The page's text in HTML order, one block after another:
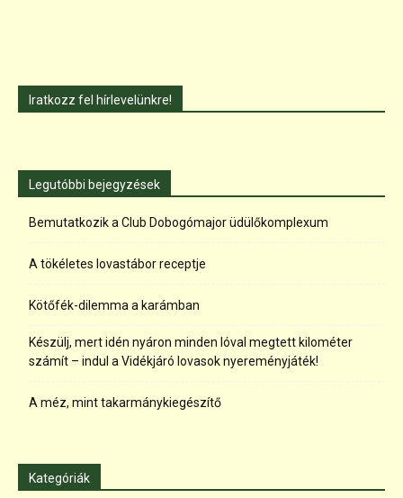
Iratkozz fel hírlevelünkre!
Legutóbbi bejegyzések
Bemutatkozik a Club Dobogómajor üdülőkomplexum
A tökéletes lovastábor receptje
Kötőfék-dilemma a karámban
Készülj, mert idén nyáron minden lóval megtett kilométer
számít – indul a Vidékjáró lovasok nyereményjáték!
A méz, mint takarmánykiegészítő
Kategóriák